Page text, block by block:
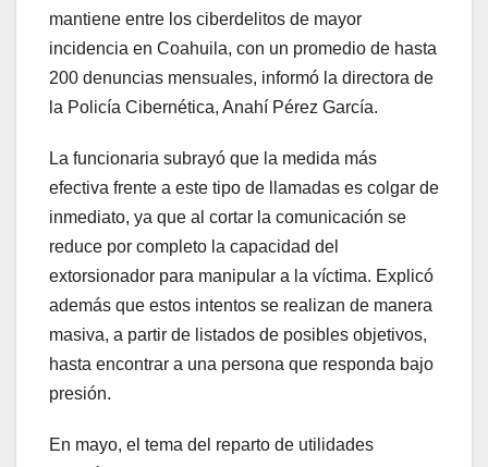
mantiene entre los ciberdelitos de mayor
incidencia en Coahuila, con un promedio de hasta
200 denuncias mensuales, informó la directora de
la Policía Cibernética, Anahí Pérez García.
La funcionaria subrayó que la medida más
efectiva frente a este tipo de llamadas es colgar de
inmediato, ya que al cortar la comunicación se
reduce por completo la capacidad del
extorsionador para manipular a la víctima. Explicó
además que estos intentos se realizan de manera
masiva, a partir de listados de posibles objetivos,
hasta encontrar a una persona que responda bajo
presión.
En mayo, el tema del reparto de utilidades